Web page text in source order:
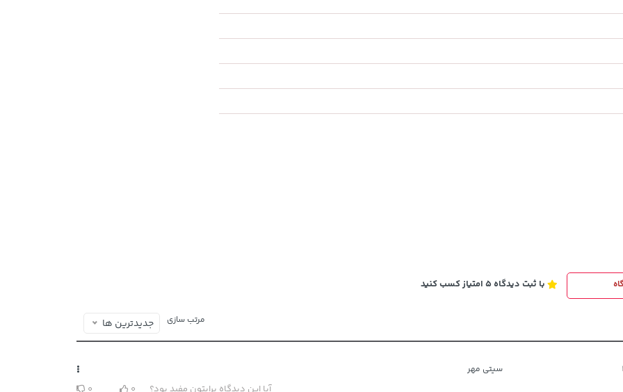
با ثبت دیدگاه 5 امتیاز کسب کنید
مرتب سازی جدیدترین ها
سیتی مهر